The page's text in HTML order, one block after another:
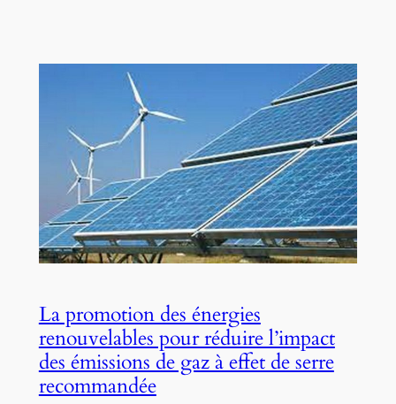
La promotion des énergies
renouvelables pour réduire l’impact
des émissions de gaz à effet de serre
recommandée